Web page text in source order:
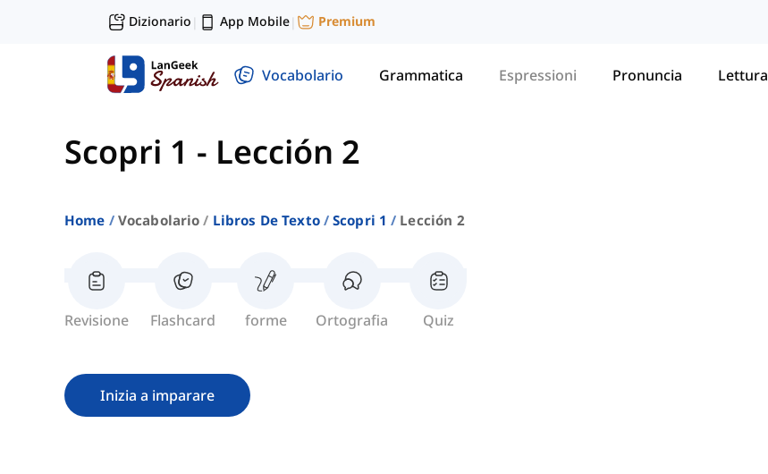
Dizionario | App Mobile| Premium
Vocabolario Grammatica Espressioni Pronuncia Lettura
Scopri 1 - Lección 2
Home Vocabolario Libros De Texto Scopri 1 Lección 2
Revisione Flashcard forme Ortografia Quiz
Inizia a imparare